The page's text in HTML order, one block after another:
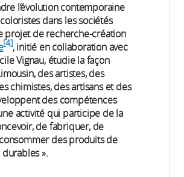
l’évolution contemporaine
dans les sociétés
projet de recherche-création
4 , initié en collaboration avec
Vignau, étudie la façon
des artistes, des
chimistes, des artisans et des
des compétences
activité qui participe de la
de fabriquer, de
des produits de
».